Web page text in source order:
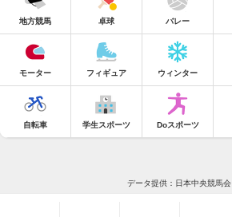
地方競馬 卓球 バレー
モーター フィギュア ウィンター
自転車 学生スポーツ Doスポーツ
データ提供：日本中央競馬会